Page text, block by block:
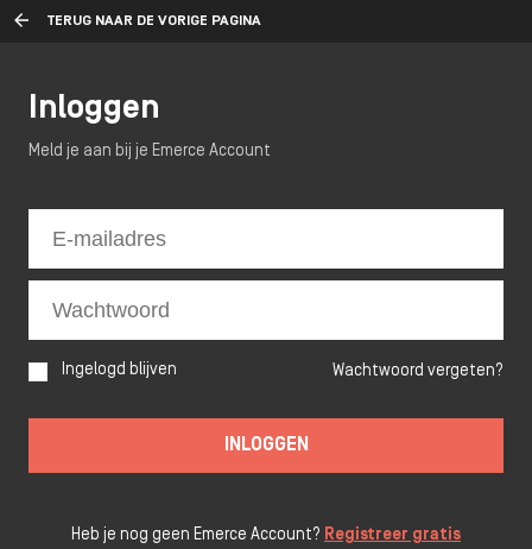
TERUG NAAR DE VORIGE PAGINA
Inloggen
Meld je aan bij je Emerce Account
Ingelogd blijven Wachtwoord vergeten?
INLOGGEN
Heb je nog geen Emerce Account? Registreer gratis